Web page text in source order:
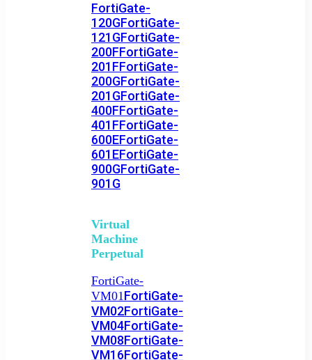
FortiGate-
120GFortiGate-
121GFortiGate-
200FFortiGate-
201FFortiGate-
200GFortiGate-
201GFortiGate-
400FFortiGate-
401FFortiGate-
600EFortiGate-
601EFortiGate-
900GFortiGate-
901G
Virtual
Machine
Perpetual
FortiGate-
VM01FortiGate-
VM02FortiGate-
VM04FortiGate-
VM08FortiGate-
VM16FortiGate-